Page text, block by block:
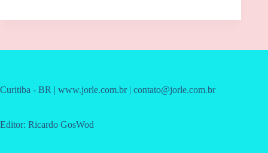
Curitiba - BR | www.jorle.com.br | contato@jorle.com.br
Editor: Ricardo GosWod